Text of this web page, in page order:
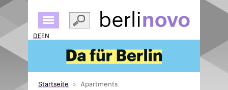
zum
Inhalt
DEEN
Startseite Apartments